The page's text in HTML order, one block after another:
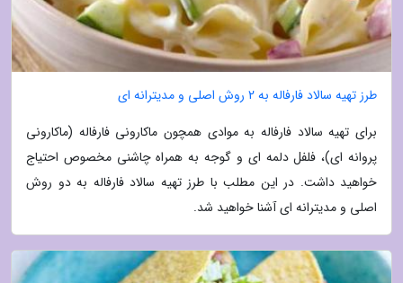
طرز تهیه سالاد فارفاله به 2 روش اصلی و مدیترانه ای
برای تهیه سالاد فارفاله به موادی همچون ماکارونی فارفاله (ماکارونی
پروانه ای)، فلفل دلمه ای و گوجه به همراه چاشنی مخصوص احتیاج
خواهید داشت. در این مطلب با طرز تهیه سالاد فارفاله به دو روش
اصلی و مدیترانه ای آشنا خواهید شد.